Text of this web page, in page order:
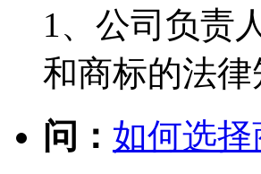
1、公司负责
和商标的法
问： 如何选